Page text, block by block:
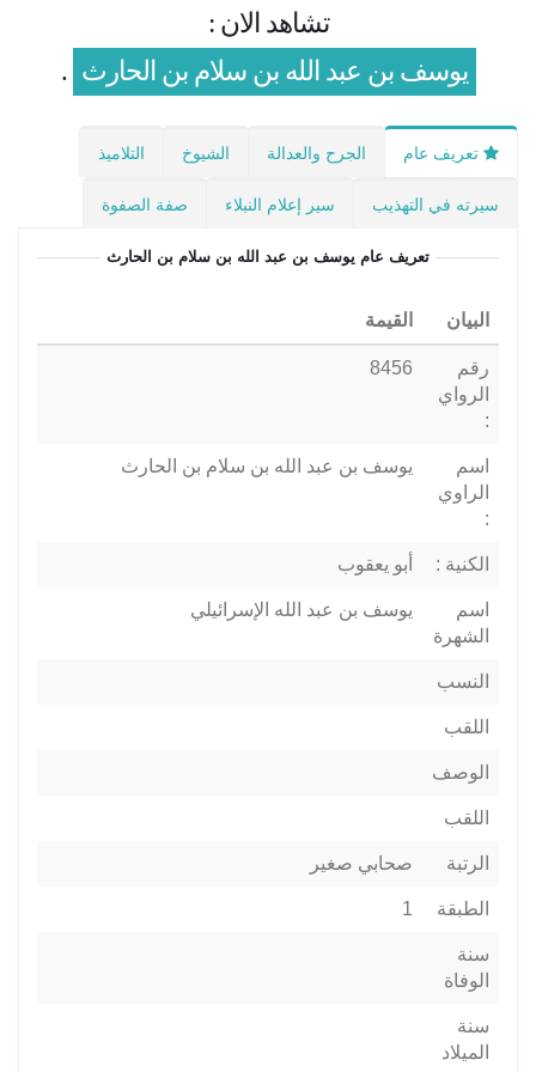
تشاهد الان :
يوسف بن عبد الله بن سلام بن الحارث .
تعريف عام الجرح والعدالة الشيوخ التلاميذ
سيرته في التهذيب سير إعلام النبلاء صفة الصفوة
تعريف عام يوسف بن عبد الله بن سلام بن الحارث
البيان القيمة
رقم
الرواي
:
8456
اسم
الراوي
:
يوسف بن عبد الله بن سلام بن الحارث
الكنية : أبو يعقوب
اسم
الشهرة
يوسف بن عبد الله الإسرائيلي
النسب
اللقب
الوصف
اللقب
الرتبة صحابي صغير
الطبقة 1
سنة
الوفاة
سنة
الميلاد